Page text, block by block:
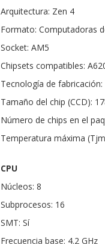
Arquitectura: Zen 4
Formato: Computadoras
Socket: AM5
Chipsets compatibles:
Tecnología de fabricación:
Tamaño del chip (CCD):
Número de chips en el
Temperatura máxima
CPU
Núcleos: 8
Subprocesos: 16
SMT: Sí
Frecuencia base: 4.2 GHz